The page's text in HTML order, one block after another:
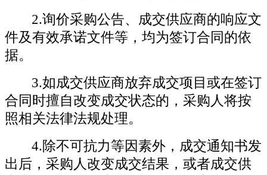
2.询价采购公告、成交供应商的响应文
件及有效承诺文件等，均为签订合同的依
据。
3.如成交供应商放弃成交项目或在签订
合同时擅自改变成交状态的，采购人将按
照相关法律法规处理。
4.除不可抗力等因素外，成交通知书发
出后，采购人改变成交结果，或者成交供